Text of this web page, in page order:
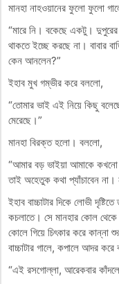
মানহা নাহওয়ানের ফুলো ফুলো
“মারে নি। বকেছে একটু। দুপুরের
থাকতে ইচ্ছে করছে না। বাবার
কেন আনলেন?”
ইহাব মুখ গম্ভীর করে বললো,
“তোমার ভাই এই নিয়ে কিছু
মেরেছে।”
মানহা বিরক্ত হলো। বললো,
“আমার বড় ভাইয়া আমাকে কখনো
তাই অহেতুক কথা প্যাঁচাবেন না।
ইহাব বাচ্চাটার দিকে লোভী
কচলাতে। সে মানহার কোল
কোলে গিয়ে চিৎকার করে কান্না
বাচ্চাটার গালে, কপালে আদর
“এই রসগোল্লা, আরেকবার